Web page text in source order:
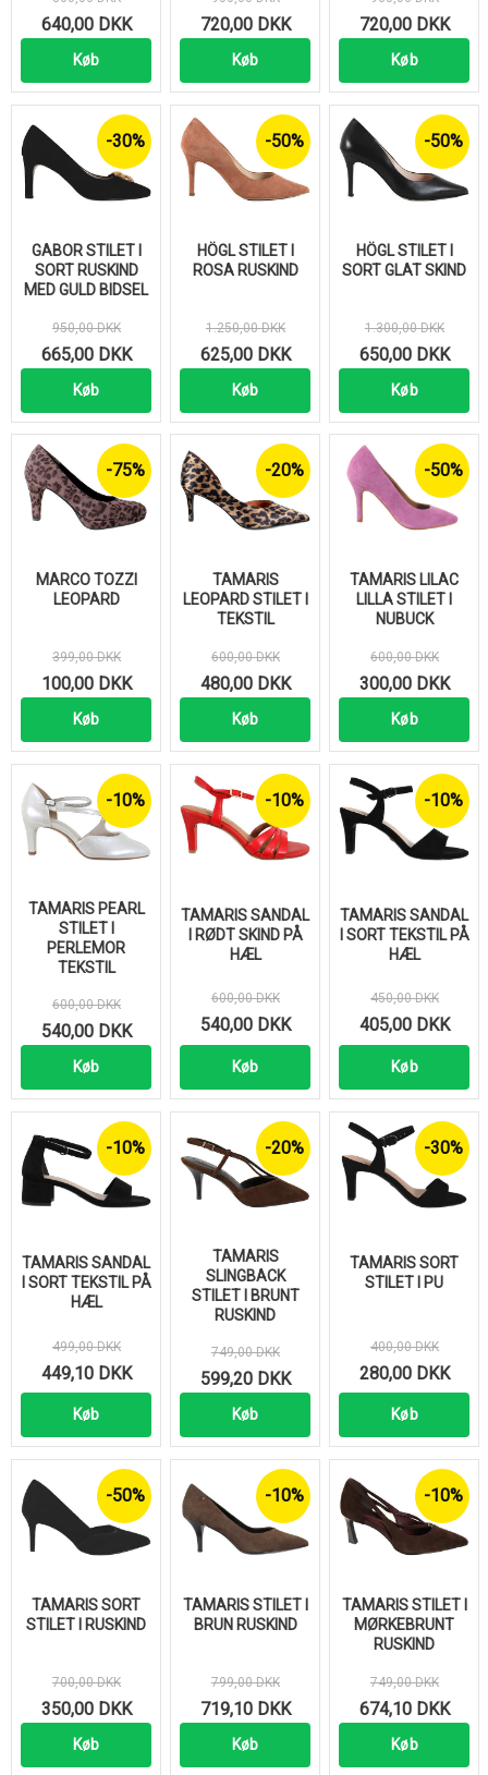
640,00 DKK
Køb
720,00 DKK
Køb
720,00 DKK
Køb
GABOR STILET I
SORT RUSKIND
MED GULD BIDSEL
950,00 DKK
665,00 DKK
Køb
-30%
HÖGL STILET I
ROSA RUSKIND
1.250,00 DKK
625,00 DKK
Køb
-50%
HÖGL STILET I
SORT GLAT SKIND
1.300,00 DKK
650,00 DKK
Køb
-50%
MARCO TOZZI
LEOPARD
399,00 DKK
100,00 DKK
Køb
-75%
TAMARIS
LEOPARD STILET I
TEKSTIL
600,00 DKK
480,00 DKK
Køb
-20%
TAMARIS LILAC
LILLA STILET I
NUBUCK
600,00 DKK
300,00 DKK
Køb
-50%
TAMARIS PEARL
STILET I
PERLEMOR
TEKSTIL
600,00 DKK
540,00 DKK
Køb
-10%
TAMARIS SANDAL
I RØDT SKIND PÅ
HÆL
600,00 DKK
540,00 DKK
Køb
-10%
TAMARIS SANDAL
I SORT TEKSTIL PÅ
HÆL
450,00 DKK
405,00 DKK
Køb
-10%
TAMARIS SANDAL
I SORT TEKSTIL PÅ
HÆL
499,00 DKK
449,10 DKK
Køb
-10%
TAMARIS
SLINGBACK
STILET I BRUNT
RUSKIND
749,00 DKK
599,20 DKK
Køb
-20%
TAMARIS SORT
STILET I PU
400,00 DKK
280,00 DKK
Køb
-30%
TAMARIS SORT
STILET I RUSKIND
700,00 DKK
350,00 DKK
Køb
-50%
TAMARIS STILET I
BRUN RUSKIND
799,00 DKK
719,10 DKK
Køb
-10%
TAMARIS STILET I
MØRKEBRUNT
RUSKIND
749,00 DKK
674,10 DKK
Køb
-10%